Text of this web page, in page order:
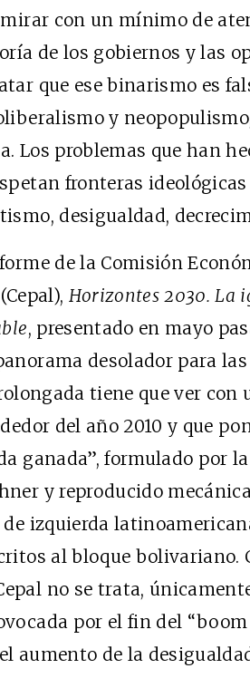
con un mínimo de
de los gobiernos y las
que ese binarismo es
y
Los problemas que han
fronteras
desigualdad,
de la Comisión
Horizontes 2030. La
, presentado en mayo
desolador para
tiene que ver con
del año 2010 y que
ganada”, formulado por
y reproducido
izquierda
al bloque bolivariano.
no se trata,
por el fin del
aumento de la